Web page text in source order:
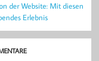
der Website: Mit diesen
Erlebnis